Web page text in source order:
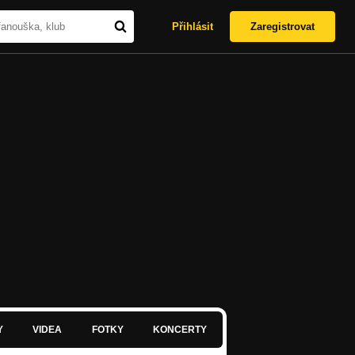
Přihlásit Zaregistrovat
VIDEA FOTKY KONCERTY